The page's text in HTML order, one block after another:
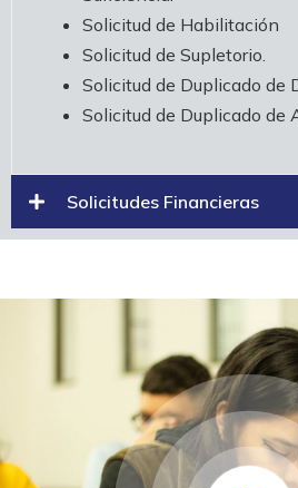
Solicitud de Habilitación
Solicitud de Supletorio.
Solicitud de Duplicado de
Solicitud de Duplicado de
Solicitudes Financieras